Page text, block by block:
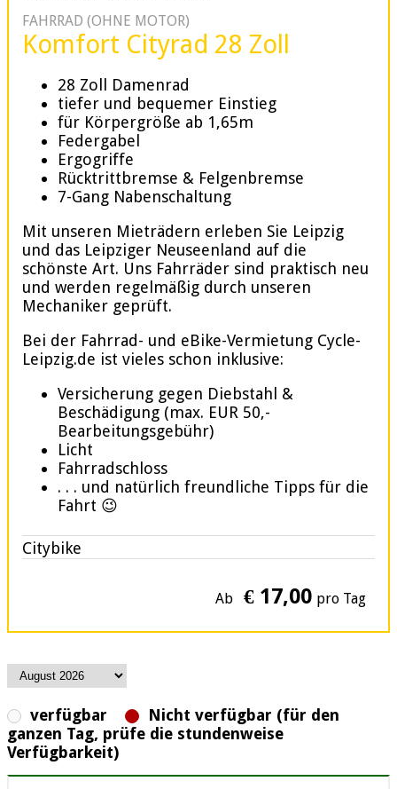
FAHRRAD (OHNE MOTOR)
Komfort Cityrad 28 Zoll
28 Zoll Damenrad
tiefer und bequemer Einstieg
für Körpergröße ab 1,65m
Federgabel
Ergogriffe
Rücktrittbremse & Felgenbremse
7-Gang Nabenschaltung
Mit unseren Mieträdern erleben Sie Leipzig
und das Leipziger Neuseenland auf die
schönste Art. Uns Fahrräder sind praktisch neu
und werden regelmäßig durch unseren
Mechaniker geprüft.
Bei der Fahrrad- und eBike-Vermietung Cycle-
Leipzig.de ist vieles schon inklusive:
Versicherung gegen Diebstahl &
Beschädigung (max. EUR 50,-
Bearbeitungsgebühr)
Licht
Fahrradschloss
. . . und natürlich freundliche Tipps für die
Fahrt 😉
Citybike
Ab € 17,00 pro Tag
verfügbar
Nicht verfügbar (für den
ganzen Tag, prüfe die stundenweise
Verfügbarkeit)